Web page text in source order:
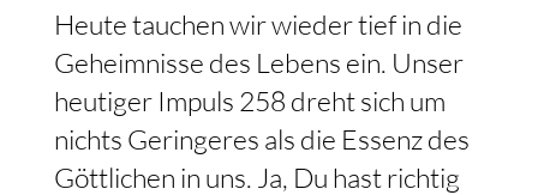
Heute tauchen wir wieder tief in die
Geheimnisse des Lebens ein. Unser
heutiger Impuls 258 dreht sich um
nichts Geringeres als die Essenz des
Göttlichen in uns. Ja, Du hast richtig